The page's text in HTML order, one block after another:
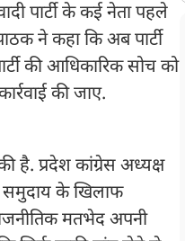
पार्टी के कई नेता पहले
ने कहा कि अब पार्टी
की आधिकारिक सोच को
की जाए.
है. प्रदेश कांग्रेस अध्यक्ष
समुदाय के खिलाफ
मतभेद अपनी